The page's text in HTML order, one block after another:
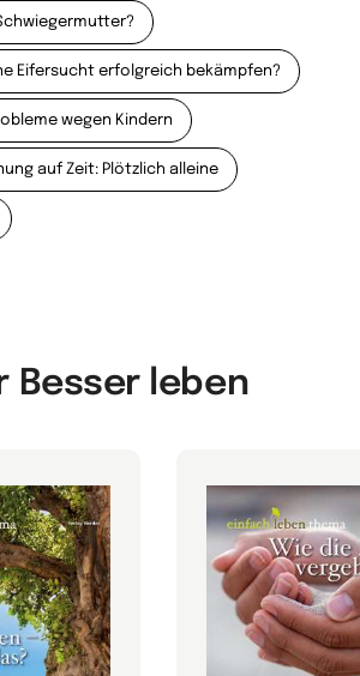
Eifersucht erfolgreich bekämpfen?
wegen Kindern
auf Zeit: Plötzlich alleine
Besser leben